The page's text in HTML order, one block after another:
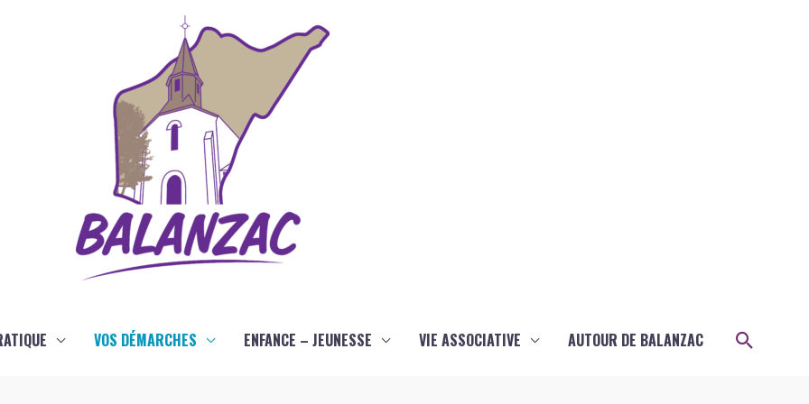
VOS DÉMARCHES ENFANCE – JEUNESSE VIE ASSOCIATIVE AUTOUR DE BALANZAC